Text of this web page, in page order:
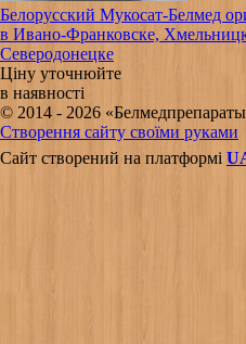
Белорусский Мукосат-Белмед
в Ивано-Франковске,
Северодонецке
Ціну уточнюйте
в наявності
© 2014 - 2026
Створення сайту своїми руками
Сайт створений на платформі